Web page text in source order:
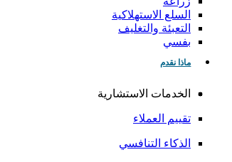
السلع الاستهلاكية
التعبئة والتغليف
بفسي
ماذا نقدم
الخدمات الاستشارية
تقييم العملاء
الذكاء التنافسي